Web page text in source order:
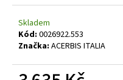
Skladem
Kód: 0026922.553
Značka: ACERBIS ITALIA
D
o
p